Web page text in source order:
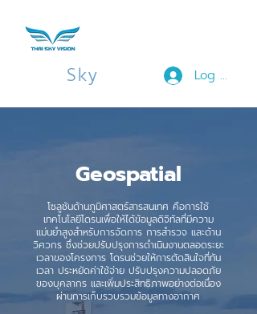
Log In
Sky
Geospatial
โซลูชันด้านภูมิศาสตร์สารสนเทศ คือการใช้
เทคโนโลยีโดรนเพื่อให้ได้ข้อมูลดิจิทัลที่มีความ
แม่นยำสูงสำหรับการจัดการ การสำรวจ และด้าน
วิศวกร ซึ่งช่วยปรับปรุงการดำเนินงานตลอดระยะ
เวลาของโครงการ โดรนช่วยให้การตัดสินใจที่ทัน
เวลา ประหยัดค่าใช้จ่าย ปรับปรุงความปลอดภัย
ของบุคลากร และเพิ่มประสิทธิภาพอย่างต่อเนื่อง
ผ่านการเก็บรวบรวมข้อมูลทางอากาศ